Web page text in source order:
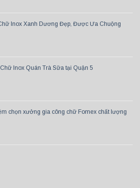
Inox Xanh Dương Đẹp, Được Ưa Chuộng
Inox Quán Trà Sữa tại Quận 5
chọn xưởng gia công chữ Fomex chất lượng